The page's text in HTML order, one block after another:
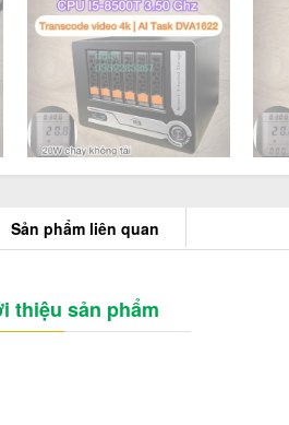
Sản phẩm liên quan
thiệu sản phẩm